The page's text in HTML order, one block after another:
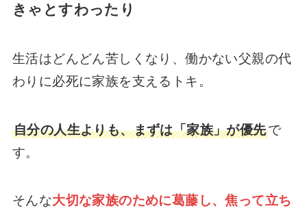
きゃとすわったり
生活はどんどん苦しくなり、働かない父親の代
わりに必死に家族を支えるトキ。
自分の人生よりも、まずは「家族」が優先で
す。
そんな大切な家族のために葛藤し、焦って立ち